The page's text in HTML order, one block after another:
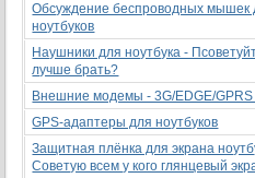
Обсуждение беспроводных мышек
ноутбуков
Наушники для ноутбука -
лучше брать?
Внешние модемы - 3G/EDGE/
GPS-адаптеры для ноутбуков
Защитная плёнка для экрана
Советую всем у кого глянцевый